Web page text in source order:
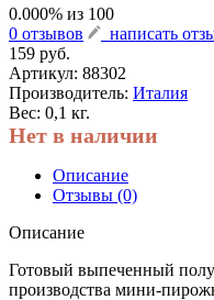
0.000% из 100
0 отзывов
написать
159 руб.
Артикул: 88302
Производитель: Италия
Вес: 0,1 кг.
Нет в наличии
Описание
Отзывы (0)
Описание
Готовый выпеченный
производства мини-